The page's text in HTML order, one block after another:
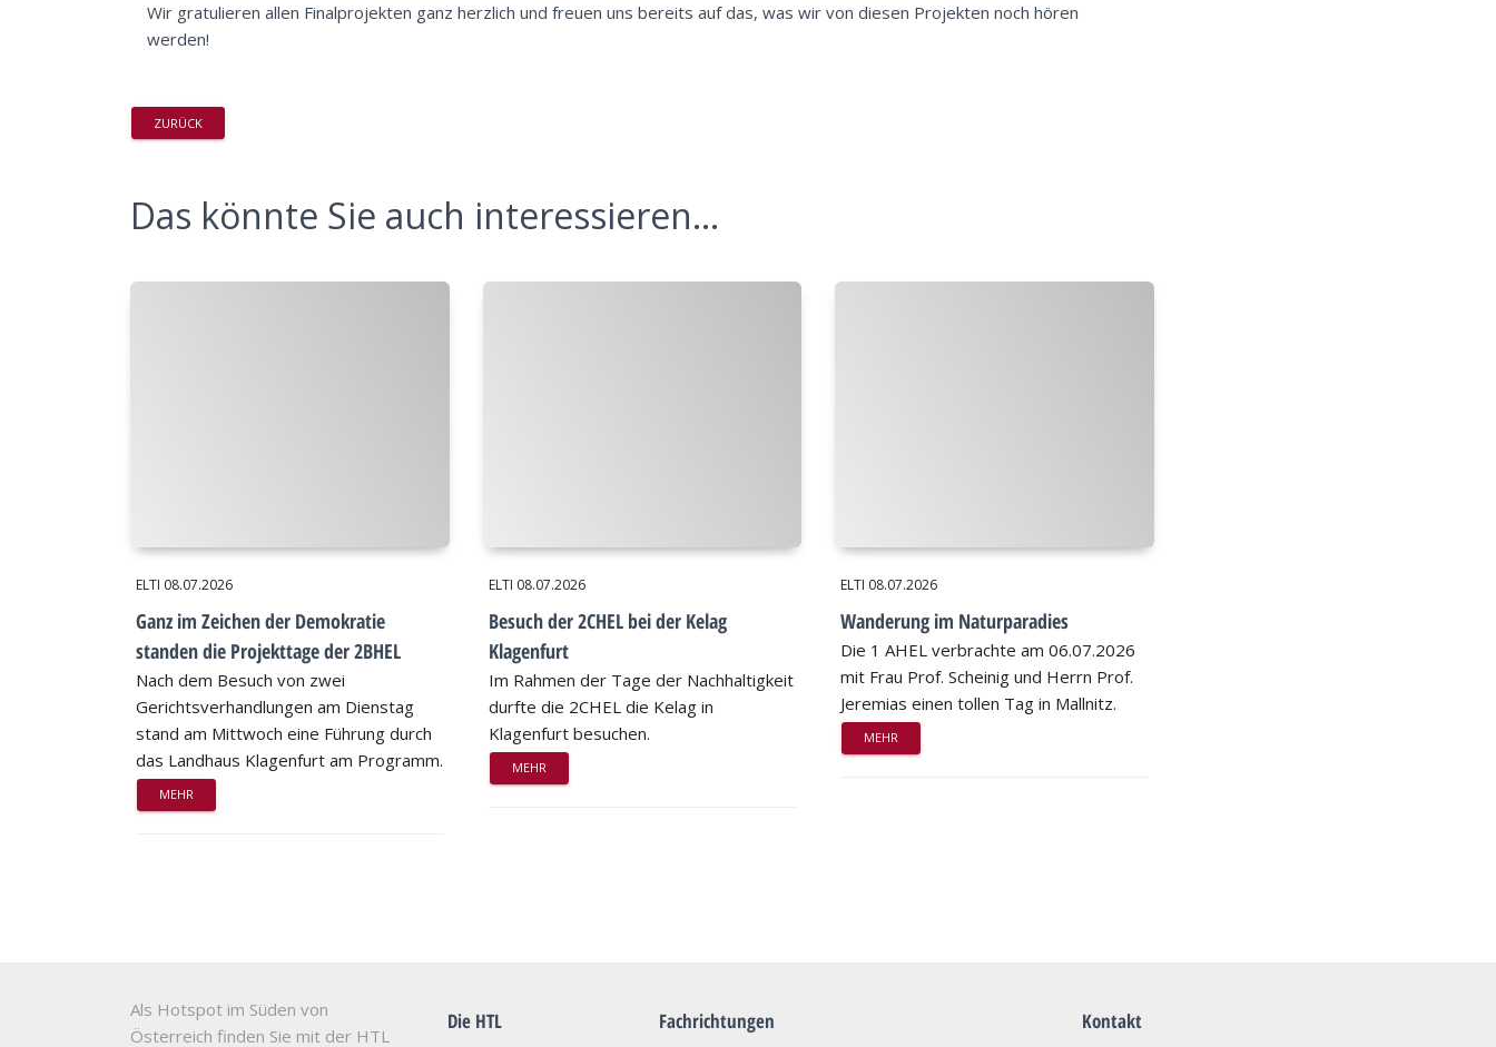
Wir gratulieren allen Finalprojekten ganz herzlich und freuen uns bereits auf das, was wir von diesen Projekten noch hören
werden!
ZURÜCK
Das könnte Sie auch interessieren...
ELTI 08.07.2026
Ganz im Zeichen der Demokratie
standen die Projekttage der 2BHEL
Nach dem Besuch von zwei
Gerichtsverhandlungen am Dienstag
stand am Mittwoch eine Führung durch
das Landhaus Klagenfurt am Programm.
MEHR
ELTI 08.07.2026
Besuch der 2CHEL bei der Kelag
Klagenfurt
Im Rahmen der Tage der Nachhaltigkeit
durfte die 2CHEL die Kelag in
Klagenfurt besuchen.
MEHR
ELTI 08.07.2026
Wanderung im Naturparadies
Die 1 AHEL verbrachte am 06.07.2026
mit Frau Prof. Scheinig und Herrn Prof.
Jeremias einen tollen Tag in Mallnitz.
MEHR
Als Hotspot im Süden von
Österreich finden Sie mit der HTL
Die HTL Fachrichtungen Kontakt